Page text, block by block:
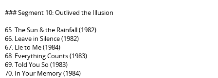
### Segment 10: Outlived the Illusion
65. The Sun & the Rainfall (1982)
66. Leave in Silence (1982)
67. Lie to Me (1984)
68. Everything Counts (1983)
69. Told You So (1983)
70. In Your Memory (1984)